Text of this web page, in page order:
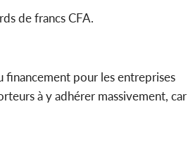
de francs CFA.
financement pour les entreprises
à y adhérer massivement, car